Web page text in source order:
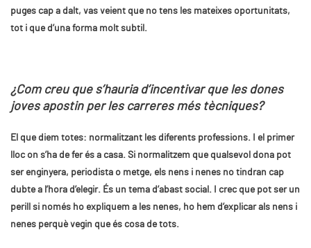
puges cap a dalt, vas veient que no tens les mateixes oportunitats,
tot i que d’una forma molt subtil.
¿Com creu que s’hauria d’incentivar que les dones
joves apostin per les carreres més tècniques?
El que diem totes: normalitzant les diferents professions. I el primer
lloc on s’ha de fer és a casa. Si normalitzem que qualsevol dona pot
ser enginyera, periodista o metge, els nens i nenes no tindran cap
dubte a l’hora d’elegir. És un tema d’abast social. I crec que pot ser un
perill si només ho expliquem a les nenes, ho hem d’explicar als nens i
nenes perquè vegin que és cosa de tots.